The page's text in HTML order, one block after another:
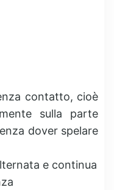
contatto, cioè
sulla parte
dover spelare
e continua